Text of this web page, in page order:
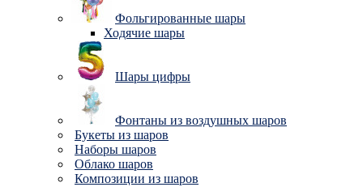
Фольгированные шары
Ходячие шары
Шары цифры
Фонтаны из воздушных шаров
Букеты из шаров
Наборы шаров
Облако шаров
Композиции из шаров